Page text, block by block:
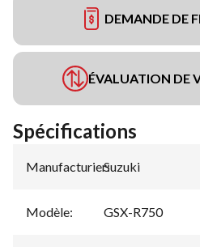
DEMANDE DE
ÉVALUATION DE
Spécifications
Manufacturier:
Suzuki
Modèle: GSX-R750